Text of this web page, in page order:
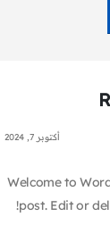
أكتوبر 7, 2024
Welcome to
post. Edit or